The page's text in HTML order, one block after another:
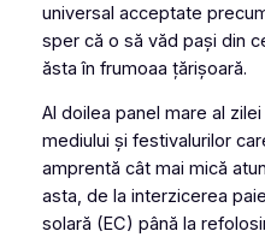
universal acceptate
sper că o să văd pași din
ăsta în frumoaa țărișoară.
Al doilea panel mare al
mediului și festivalurilor
amprentă cât mai mică
asta, de la interzicerea
solară (EC) până la